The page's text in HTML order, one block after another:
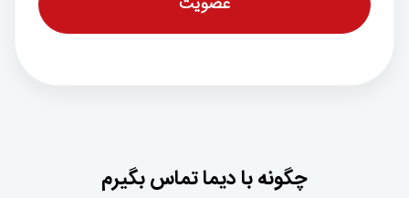
چگونه با دیما تماس بگیرم